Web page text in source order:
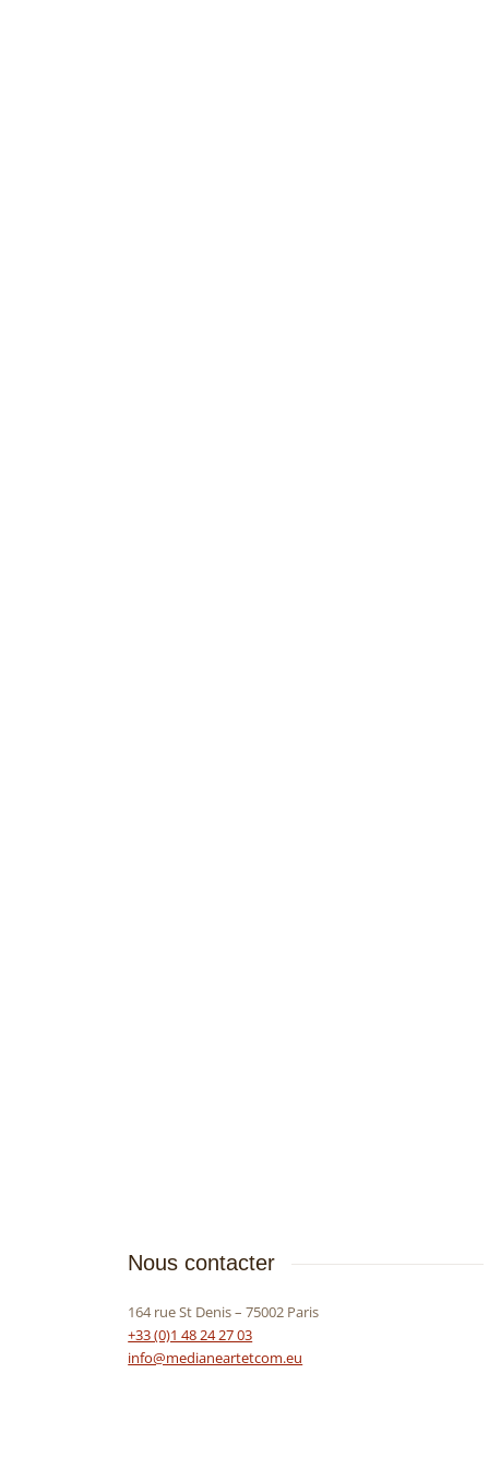
Nous contacter
164 rue St Denis – 75002 Paris
+33 (0)1 48 24 27 03
info@medianeartetcom.eu